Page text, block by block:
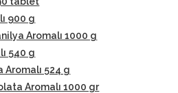
900 g
Aromalı 1000 g
540 g
Aromalı 524 g
Aromalı 1000 gr